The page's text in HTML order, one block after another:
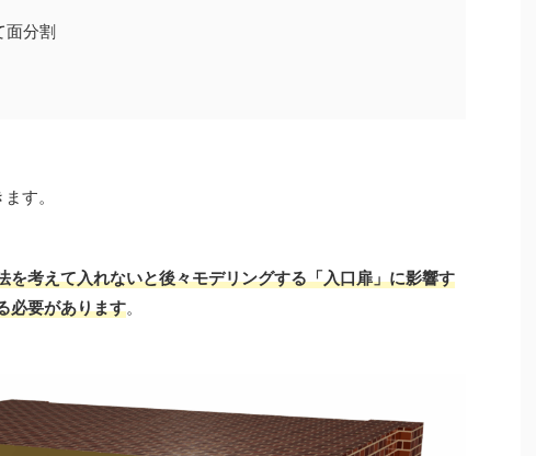
分割
す。
を考えて入れないと後々モデリングする「入口扉」に影響す
必要があります。